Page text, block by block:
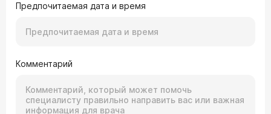
Предпочитаемая дата и время
Комментарий